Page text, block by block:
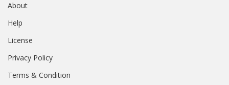
About
Help
License
Privacy Policy
Terms & Condition